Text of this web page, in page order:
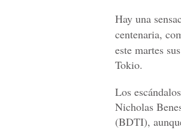
Hay una
centenaria,
este martes
Tokio.
Los
Nicholas
(BDTI),